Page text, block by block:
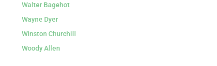
Walter Bagehot
Wayne Dyer
Winston Churchill
Woody Allen